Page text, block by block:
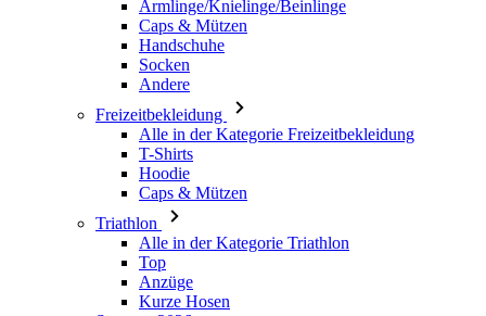
Freizeitbekleidung
Alle in der Kategorie Freizeitbekleidung
T-Shirts
Hoodie
Caps & Mützen
Triathlon
Alle in der Kategorie Triathlon
Top
Anzüge
Kurze Hosen
Sommer 2026
Team-Repliken
Special Editions
Ausverkauf
Geschenkgutscheine